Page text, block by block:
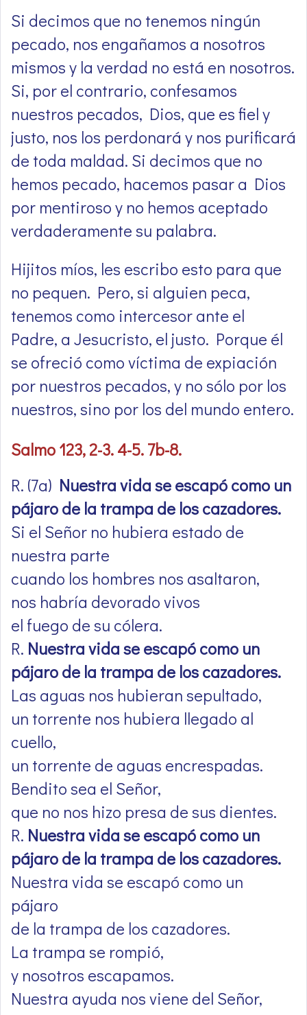
Si decimos que no tenemos ningún
pecado, nos engañamos a nosotros
mismos y la verdad no está en nosotros.
Si, por el contrario, confesamos
nuestros pecados, Dios, que es fiel y
justo, nos los perdonará y nos purificará
de toda maldad. Si decimos que no
hemos pecado, hacemos pasar a Dios
por mentiroso y no hemos aceptado
verdaderamente su palabra.
Hijitos míos, les escribo esto para que
no pequen. Pero, si alguien peca,
tenemos como intercesor ante el
Padre, a Jesucristo, el justo. Porque él
se ofreció como víctima de expiación
por nuestros pecados, y no sólo por los
nuestros, sino por los del mundo entero.
Salmo 123, 2-3. 4-5. 7b-8.
R. (7a) Nuestra vida se escapó como un
pájaro de la trampa de los cazadores.
Si el Señor no hubiera estado de
nuestra parte
cuando los hombres nos asaltaron,
nos habría devorado vivos
el fuego de su cólera.
R. Nuestra vida se escapó como un
pájaro de la trampa de los cazadores.
Las aguas nos hubieran sepultado,
un torrente nos hubiera llegado al
cuello,
un torrente de aguas encrespadas.
Bendito sea el Señor,
que no nos hizo presa de sus dientes.
R. Nuestra vida se escapó como un
pájaro de la trampa de los cazadores.
Nuestra vida se escapó como un
pájaro
de la trampa de los cazadores.
La trampa se rompió,
y nosotros escapamos.
Nuestra ayuda nos viene del Señor,